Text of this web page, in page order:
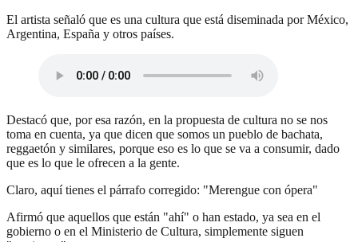
El artista señaló que es una cultura que está diseminada por México,
Argentina, España y otros países.
Destacó que, por esa razón, en la propuesta de cultura no se nos
toma en cuenta, ya que dicen que somos un pueblo de bachata,
reggaetón y similares, porque eso es lo que se va a consumir, dado
que es lo que le ofrecen a la gente.
Claro, aquí tienes el párrafo corregido: "Merengue con ópera"
Afirmó que aquellos que están "ahí" o han estado, ya sea en el
gobierno o en el Ministerio de Cultura, simplemente siguen